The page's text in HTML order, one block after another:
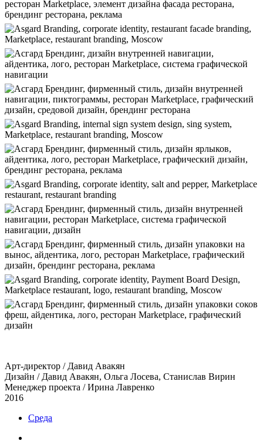
Арт-директор / Давид Авакян
Дизайн / Давид Авакян, Ольга Лосева, Станислав Вирин
Менеджер проекта / Ирина Лавренко
2016
Среда